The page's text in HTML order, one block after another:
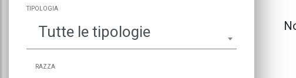
TIPOLOGIA
Tutte le tipologie
RAZZA